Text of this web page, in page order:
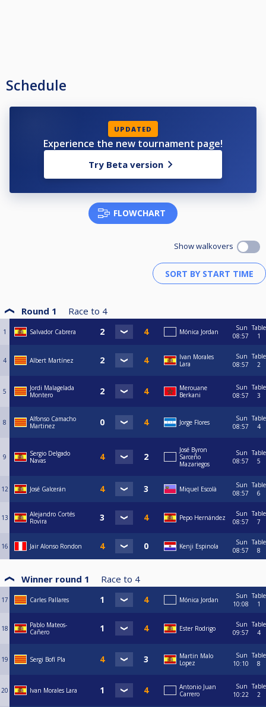
Schedule
UPDATED
Experience the new tournament page!
Try Beta version
FLOWCHART
Show walkovers
Round 1 Race to 4
1 Salvador Cabrera Mónica Jordan
Sun
08:57
Table
1
4 Albert Martínez
Ivan Morales
Lara
Sun
08:57
Table
2
5
Jordi Malagelada
Montero
Merouane
Berkani
Sun
08:57
Table
3
8
Alfonso Camacho
Martinez
Jorge Flores
Sun
08:57
Table
4
9
Sergio Delgado
Navas
José Byron
Sarceño
Mazariegos
Sun
08:57
Table
5
12 José Galcerán Miquel Escolà
Sun
08:57
Table
6
13
Alejandro Cortés
Rovira
Pepo Hernández
Sun
08:57
Table
7
16 Jair Alonso Rondon Kenji Espinola
Sun
08:57
Table
8
Winner round 1 Race to 4
17 Carles Pallares Mónica Jordan
Sun
10:08
Table
1
18
Pablo Mateos-
Cañero
Ester Rodrigo
Sun
09:57
Table
4
19 Sergi Bofí Pla
Martin Malo
Lopez
Sun
10:10
Table
8
20 Ivan Morales Lara
Antonio Juan
Carrero
Sun
10:22
Table
2